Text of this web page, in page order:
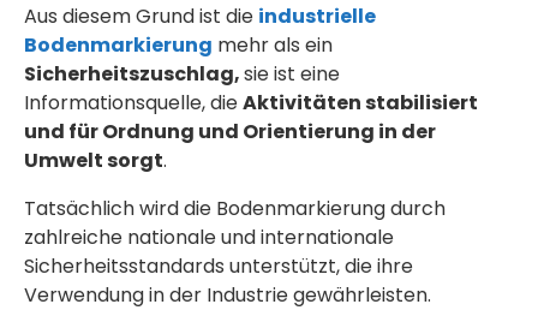
Aus diesem Grund ist die industrielle
Bodenmarkierung mehr als ein
Sicherheitszuschlag,sie ist eine
Informationsquelle, dieAktivitäten stabilisiert
und für Ordnung und Orientierung in der
Umwelt sorgt.
Tatsächlich wird die Bodenmarkierung durch
zahlreiche nationale und internationale
Sicherheitsstandards unterstützt, die ihre
Verwendung in der Industrie gewährleisten.